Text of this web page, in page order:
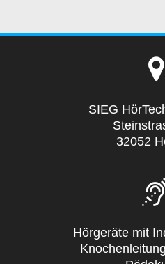
SIEG
32052
Hörgeräte mit